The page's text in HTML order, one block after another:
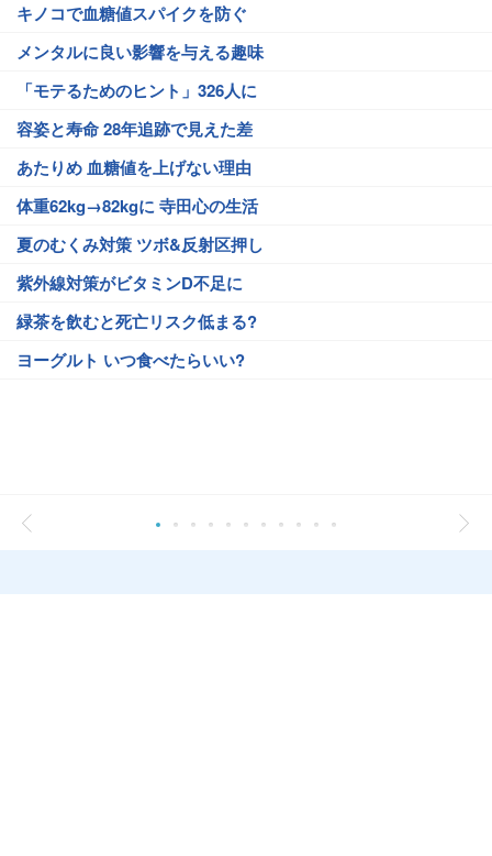
キノコで血糖値スパイクを防ぐ
メンタルに良い影響を与える趣味
「モテるためのヒント」326人に
容姿と寿命 28年追跡で見えた差
あたりめ 血糖値を上げない理由
体重62kg→82kgに 寺田心の生活
夏のむくみ対策 ツボ&反射区押し
紫外線対策がビタミンD不足に
緑茶を飲むと死亡リスク低まる?
ヨーグルト いつ食べたらいい?